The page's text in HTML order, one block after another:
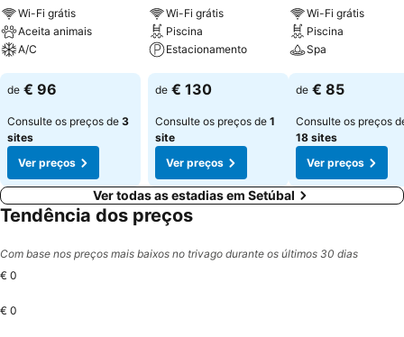
Wi-Fi grátis
Aceita animais
A/C
Ver preços
de € 96
Consulte os preços de 3
sites
Ver preços
Wi-Fi grátis
Piscina
Estacionamento
Ver preços
de € 130
Consulte os preços de 1
site
Ver preços
Wi-Fi grátis
Piscina
Spa
Ver preços
de € 85
Consulte os preços
18 sites
Ver preços
Ver todas as estadias em Setúbal
Tendência dos preços
Com base nos preços mais baixos no trivago durante os últimos 30 dias
€ 0
€ 0